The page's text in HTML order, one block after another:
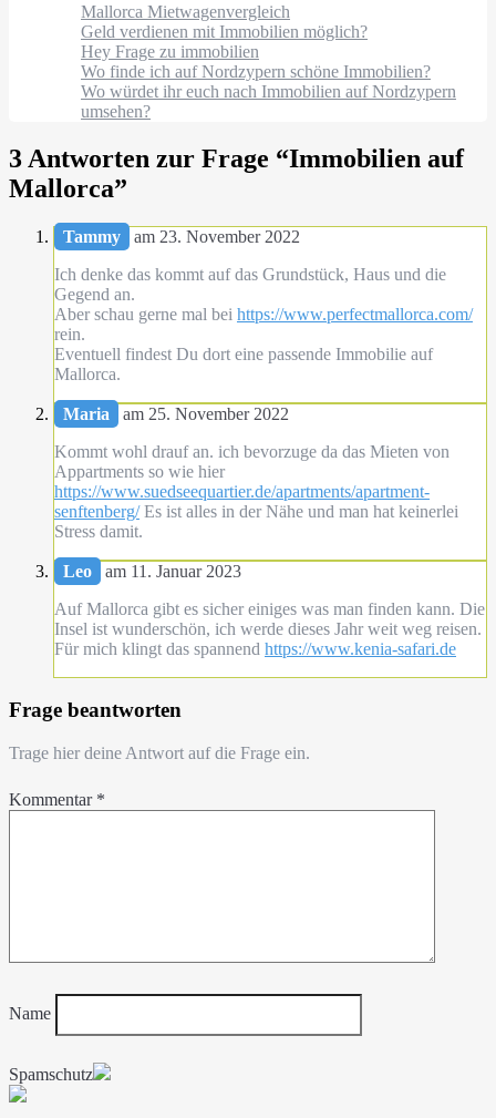
Mallorca Mietwagenvergleich
Geld verdienen mit Immobilien möglich?
Hey Frage zu immobilien
Wo finde ich auf Nordzypern schöne Immobilien?
Wo würdet ihr euch nach Immobilien auf Nordzypern
umsehen?
3 Antworten zur Frage “Immobilien auf
Mallorca”
Tammy
am 23. November 2022
Ich denke das kommt auf das Grundstück, Haus und die
Gegend an.
Aber schau gerne mal bei https://www.perfectmallorca.com/
rein.
Eventuell findest Du dort eine passende Immobilie auf
Mallorca.
Maria
am 25. November 2022
Kommt wohl drauf an. ich bevorzuge da das Mieten von
Appartments so wie hier
https://www.suedseequartier.de/apartments/apartment-
senftenberg/Es ist alles in der Nähe und man hat keinerlei
Stress damit.
Leo
am 11. Januar 2023
Auf Mallorca gibt es sicher einiges was man finden kann. Die
Insel ist wunderschön, ich werde dieses Jahr weit weg reisen.
Für mich klingt das spannend https://www.kenia-safari.de
Frage beantworten
Trage hier deine Antwort auf die Frage ein.
Kommentar *
Name
Spamschutz